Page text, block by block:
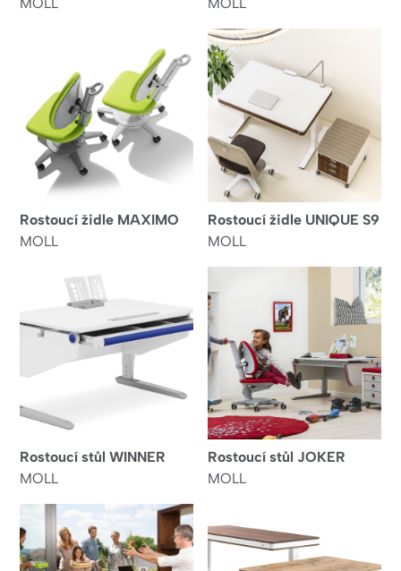
Rostoucí židle MAXIMO
MOLL
Rostoucí židle UNIQUE S9
MOLL
Rostoucí stůl WINNER
MOLL
Rostoucí stůl JOKER
MOLL